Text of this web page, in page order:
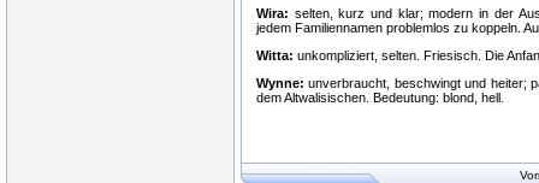
Wira: selten, kurz und klar; modern in der
jedem Familiennamen problemlos zu koppeln.
Witta: unkompliziert, selten. Friesisch. Die
Wynne: unverbraucht, beschwingt und heiter;
dem Altwalisischen. Bedeutung: blond, hell.